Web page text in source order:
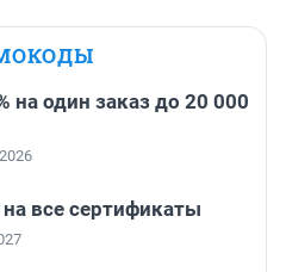
на один заказ до 20 000
все сертификаты